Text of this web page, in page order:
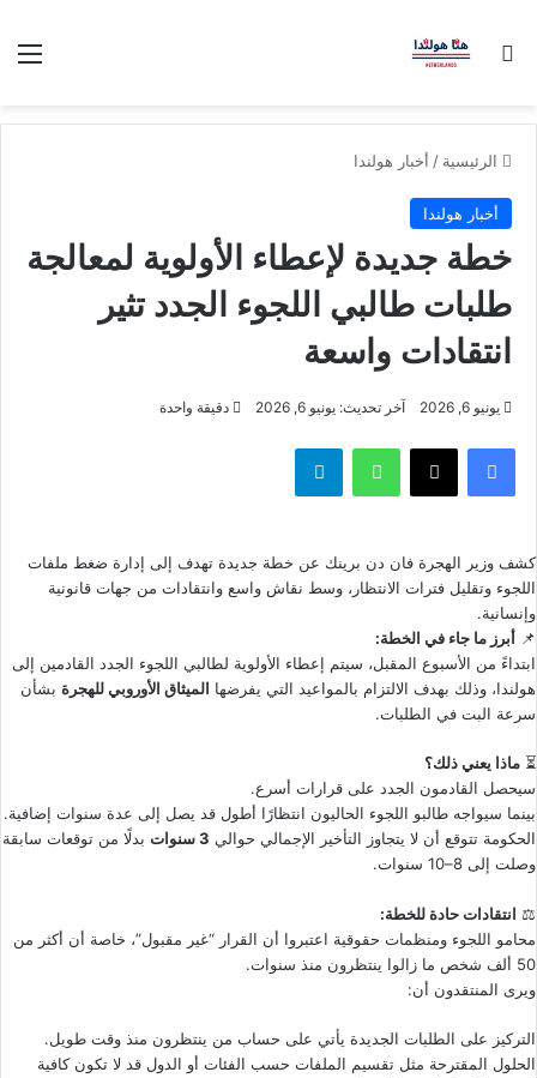
بحث عن
الرئيسية / أخبار هولندا
أخبار هولندا
خطة جديدة لإعطاء الأولوية لمعالجة
طلبات طالبي اللجوء الجدد تثير
انتقادات واسعة
يونيو 6, 2026 آخر تحديث: يونيو 6, 2026 دقيقة واحدة
فيسبوك ‫X واتساب تيلقرام
كشف وزير الهجرة فان دن برينك عن خطة جديدة تهدف إلى إدارة ضغط ملفات
اللجوء وتقليل فترات الانتظار، وسط نقاش واسع وانتقادات من جهات قانونية
وإنسانية.
📌 أبرز ما جاء في الخطة:
ابتداءً من الأسبوع المقبل، سيتم إعطاء الأولوية لطالبي اللجوء الجدد القادمين إلى
هولندا، وذلك بهدف الالتزام بالمواعيد التي يفرضها الميثاق الأوروبي للهجرة بشأن
سرعة البت في الطلبات.
⏳ ماذا يعني ذلك؟
سيحصل القادمون الجدد على قرارات أسرع.
بينما سيواجه طالبو اللجوء الحاليون انتظارًا أطول قد يصل إلى عدة سنوات إضافية.
الحكومة تتوقع أن لا يتجاوز التأخير الإجمالي حوالي 3 سنوات
بدلًا من توقعات سابقة
وصلت إلى 8–10 سنوات.
⚖️ انتقادات حادة للخطة:
محامو اللجوء ومنظمات حقوقية اعتبروا أن القرار “غير مقبول”، خاصة أن أكثر من
50 ألف شخص ما زالوا ينتظرون منذ سنوات.
ويرى المنتقدون أن:
التركيز على الطلبات الجديدة يأتي على حساب من ينتظرون منذ وقت طويل.
الحلول المقترحة مثل تقسيم الملفات حسب الفئات أو الدول قد لا تكون كافية